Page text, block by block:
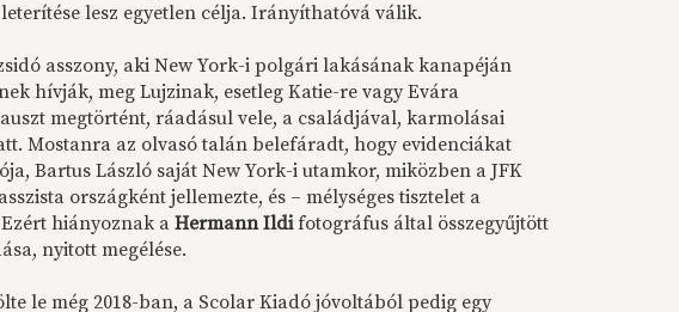
lesz egyetlen célja. Irányíthatóvá válik.
asszony, aki New York-i polgári lakásának kanapéján
hívják, meg Lujzinak, esetleg Katie-re vagy Evára
megtörtént, ráadásul vele, a családjával, karmolásai
Mostanra az olvasó talán belefáradt, hogy evidenciákat
Bartus László saját New York-i utamkor, miközben a JFK
országként jellemezte, és – mélységes tisztelet a
Ezért hiányoznak aHermann Ildifotográfus által összegyűjtött
nyitott megélése.
le még 2018-ban, a Scolar Kiadó jóvoltából pedig egy